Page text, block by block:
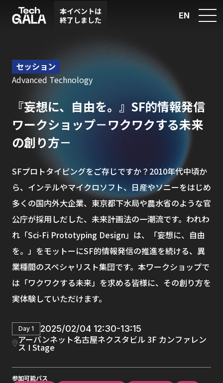
セッション
Advanced Technology
『妄想に、自由を。』SF的情報発信
ワークショップ－ワクワクする未来
の創り方－
SFプロトタイピングをご存じですか？2010年代中頃か
ら、インテルやマイクロソフト、日産やソニーをはじめ
多くの国内外大企業、東京都下水局や農水省のような官
公庁が採用しだした、未来計画法の一潮流です。われわ
れ「Sci-Fi Prototyping Design」は、「妄想に、自由
を。」をモットーにSF的情報発信の推進を続ける、異
業種間のスペシャリスト集団です。本ワークショップで
は「ワクワクする未来」を求める皆様に、その創り方を
実体験していただけます。
Day 1 2025/02/04 12:30-13:15
アーバンネット名古屋ネクスタビル 3F カンファレン
ス I Stage
参加可能パス
本イベントは
終了しました
EN